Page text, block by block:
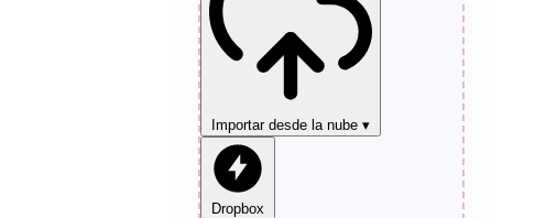
Importar desde la nube ▾
Dropbox